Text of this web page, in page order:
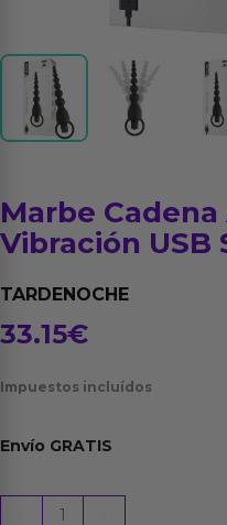
Marbe
Vibración USB
TARDENOCHE
33.15€
Impuestos incluídos
Envío GRATIS